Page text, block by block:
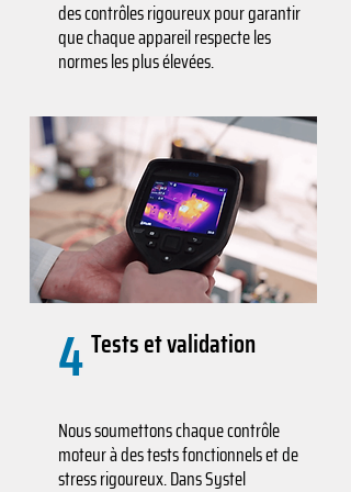
des contrôles rigoureux pour garantir
que chaque appareil respecte les
normes les plus élevées.
4Tests et validation
Nous soumettons chaque contrôle
moteur à des tests fonctionnels et de
stress rigoureux. Dans Systel